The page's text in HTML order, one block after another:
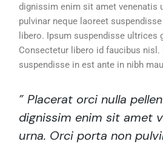
dignissim enim sit amet venenatis
pulvinar neque laoreet
libero. Ipsum suspendisse ultrices
Consectetur libero id faucibus nisl.
suspendisse in est ante in nibh
” Placerat orci nulla
dignissim enim sit amet
urna. Orci porta non